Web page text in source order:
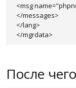
<msg
</messages>
</lang>
</mgrdata>
После